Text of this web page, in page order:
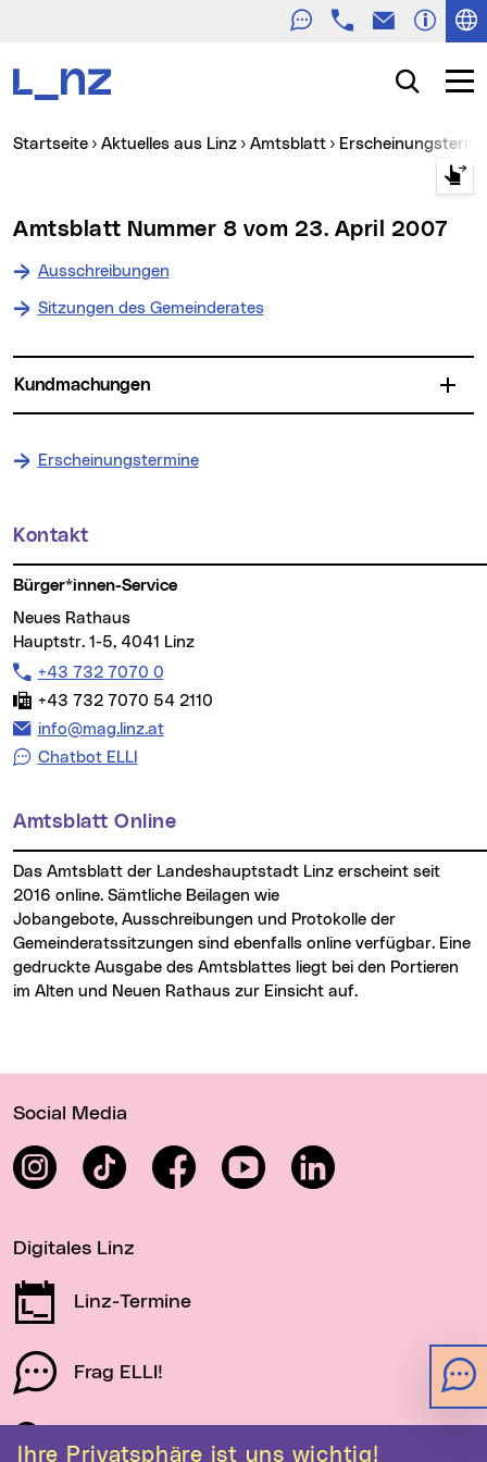
Ihre Privatsphäre ist uns wichtig!
TelefonE-Mail
Suche
Sie sind hier:
Startseite Aktuelles aus Linz Amtsblatt
Amtsblatt Nummer 8 vom 23. April 2007
Ausschreibungen
Sitzungen des Gemeinderates
Kundmachungen
Erscheinungstermine
Weitere Informationen
Kontakt
Bürger*innen-Service
Neues Rathaus
Hauptstr. 1-5, 4041 Linz
Telefon:
+43 732 7070 0
Fax:
+43 732 7070 54 2110
E-Mail Adresse:
info@mag.linz.at
Chatbot ELLI
Amtsblatt Online
Das Amtsblatt der Landeshauptstadt Linz erscheint seit
2016 online. Sämtliche Beilagen wie
Jobangebote, Ausschreibungen und Protokolle der
Gemeinderatssitzungen sind ebenfalls online verfügbar. Eine
gedruckte Ausgabe des Amtsblattes liegt bei den Portieren
im Alten und Neuen Rathaus zur Einsicht auf.
Social Media
InstagramTikTok FacebookYouTube LinkedIn
Digitales Linz
Linz-Termine
Frag ELLI!
Schau auf Linz